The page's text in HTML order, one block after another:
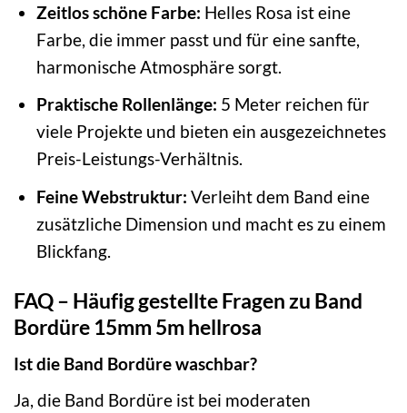
Zeitlos schöne Farbe: Helles Rosa ist eine
Farbe, die immer passt und für eine sanfte,
harmonische Atmosphäre sorgt.
Praktische Rollenlänge: 5 Meter reichen für
viele Projekte und bieten ein ausgezeichnetes
Preis-Leistungs-Verhältnis.
Feine Webstruktur: Verleiht dem Band eine
zusätzliche Dimension und macht es zu einem
Blickfang.
FAQ – Häufig gestellte Fragen zu Band
Bordüre 15mm 5m hellrosa
Ist die Band Bordüre waschbar?
Ja, die Band Bordüre ist bei moderaten